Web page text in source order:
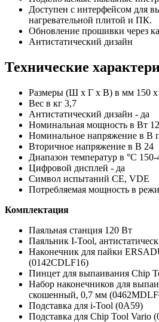
Доступен с интерфейсом для
нагревательной плитой и ПК.
Обновление прошивки через
Антистатический дизайн
Технические
Размеры (Ш x Г x В) в мм 150 x
Вес в кг 3,7
Антистатический дизайн - да
Номинальная мощность в Вт
Номинальное напряжение в В
Вторичное напряжение в В 24
Диапазон температур в °C 150-
Цифровой дисплей - да
Символ испытаний CE, VDE
Потребляемая мощность в
Комплектация
Паяльная станция 120 Вт
Паяльник I-Tool,
Наконечник для пайки
(0142CDLF16)
Пинцет для выпаивания Chip
Набор наконечников для
скошенный, 0,7 мм
Подставка для i-Tool (0A59)
Подставка для Chip Tool Vario